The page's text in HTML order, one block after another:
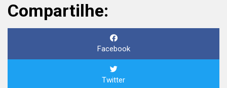
Compartilhe:
Facebook
Twitter